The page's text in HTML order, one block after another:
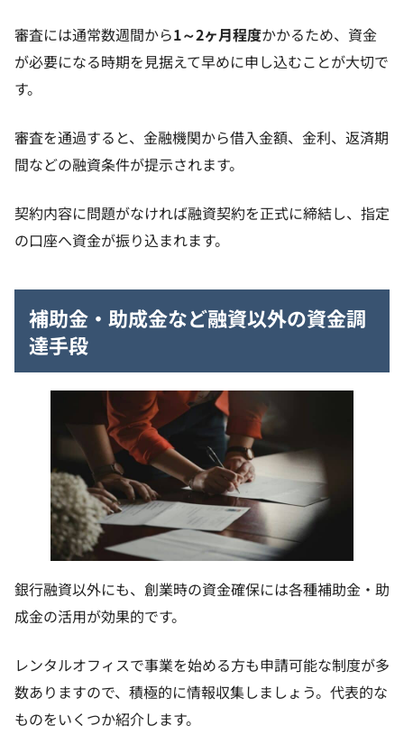
審査には通常数週間から1～2ヶ月程度かかるため、資金
が必要になる時期を見据えて早めに申し込むことが大切で
す。
審査を通過すると、金融機関から借入金額、金利、返済期
間などの融資条件が提示されます。
契約内容に問題がなければ融資契約を正式に締結し、指定
の口座へ資金が振り込まれます。
補助金・助成金など融資以外の資金調
達手段
銀行融資以外にも、創業時の資金確保には各種補助金・助
成金の活用が効果的です。
レンタルオフィスで事業を始める方も申請可能な制度が多
数ありますので、積極的に情報収集しましょう。代表的な
ものをいくつか紹介します。